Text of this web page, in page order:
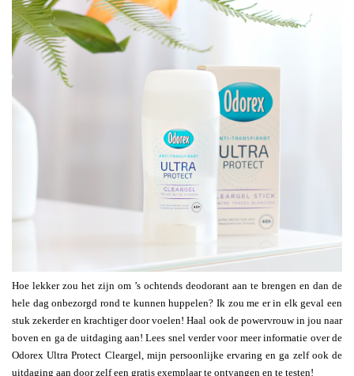
Hoe lekker zou het zijn om ’s ochtends deodorant aan te brengen en dan de
hele dag onbezorgd rond te kunnen huppelen? Ik zou me er in elk geval een
stuk zekerder en krachtiger door voelen! Haal ook de powervrouw in jou naar
boven en ga de uitdaging aan! Lees snel verder voor meer informatie over de
Odorex Ultra Protect Cleargel, mijn persoonlijke ervaring en ga zelf ook de
uitdaging aan door zelf een gratis exemplaarte ontvangen en te testen!